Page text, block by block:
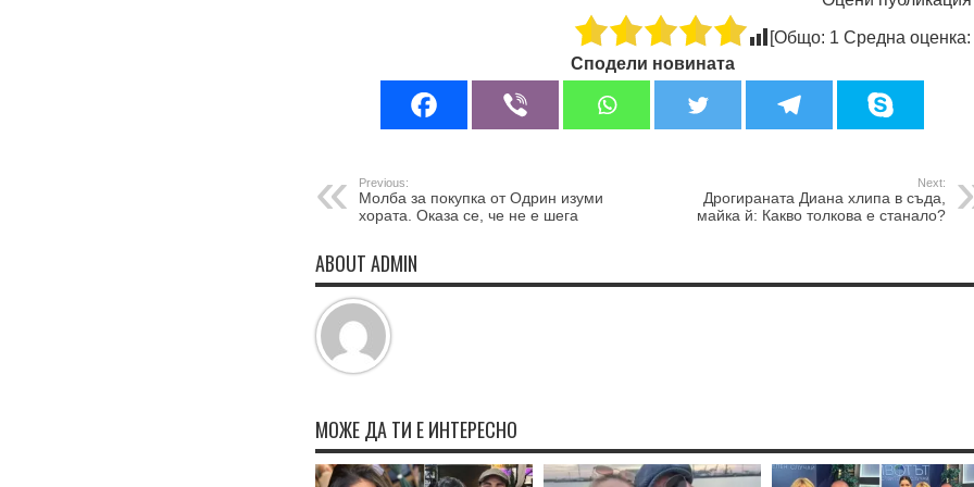
[Общо: 1 Средна оценка:
Сподели новината
Previous:
Молба за покупка от Одрин изуми
хората. Оказа се, че не е шега
Next:
Дрогираната Диана хлипа в съда,
майка й: Какво толкова е станало?
ABOUT ADMIN
МОЖЕ ДА ТИ Е ИНТЕРЕСНО